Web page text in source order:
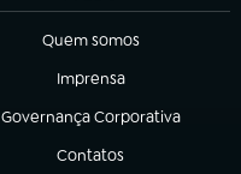
Quem somos
(abre em nova aba)
Imprensa
(abre em nova aba)
Governança Corporativa
(abre em nova aba)
Contatos
(abre em nova aba)